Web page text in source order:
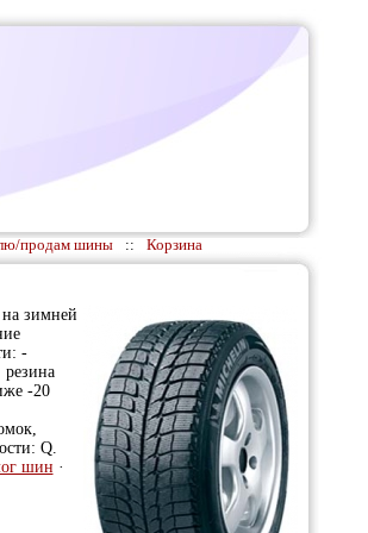
продам шины :: Корзина
зимней
-
резина
-20
Q.
шин ·